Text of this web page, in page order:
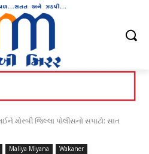
મોરબી જિલ્લા પોલીસનો સપાટો: સાત
Maliya Miyana Wakaner